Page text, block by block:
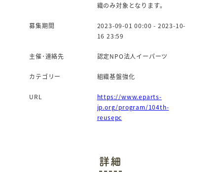
織のみ対象となります。
募集期間
2023-09-01 00:00 - 2023-10-
16 23:59
主催･連絡先 認定NPO法人イーパーツ
カテゴリー 組織基盤強化
URL
https://www.eparts-
jp.org/program/104th-
reusepc
詳細